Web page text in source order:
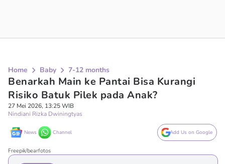
Home Baby 7-12 months
Benarkah Main ke Pantai Bisa Kurangi
Risiko Batuk Pilek pada Anak?
27 Mei 2026, 13:25 WIB
Nindiani Rizka Dwiningtyas
News Channel Add Us on Google
Freepik/bearfotos